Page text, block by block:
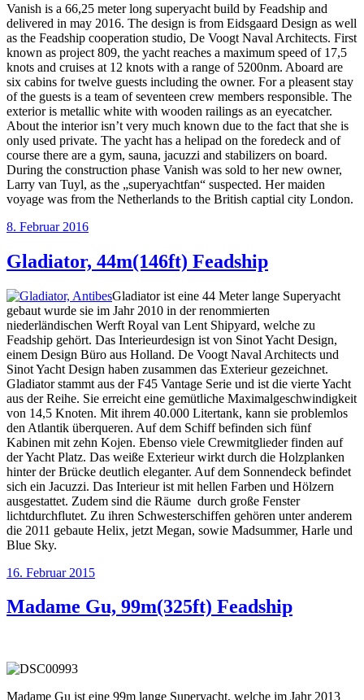
Vanish is a 66,25 meter long superyacht build by Feadship and
delivered in may 2016. The design is from Eidsgaard Design as well
as the Feadship cooperation studio, De Voogt Naval Architects. First
known as project 809, the yacht reaches a maximum speed of 17,5
knots and cruises at 12 knots with a range of 5200nm. Aboard are
six cabins for twelve guests including the owner. For a pleasent stay
of the guests is a team of seventeen crew members responsible. The
exterior is metallic white with wooden railings as an eyecatcher.
About the interior isn’t very much known due to the fact that she is
only used private. The yacht has a helipad on the foredeck and of
course there are a gym, sauna, jacuzzi and stabilizers on board.
During the construction phase Vanish was sold to her new owner,
Larry van Tuyl, as the „superyachtfan“ suspected. Her maiden
voyage was from the Netherlands to the British captial city London.
Veröffentlicht
8. Februar 2016
Gladiator, 44m(146ft) Feadship
Gladiator ist eine 44 Meter lange Superyacht
gebaut wurde sie im Jahr 2010 in der renommierten
niederländischen Werft Royal van Lent Shipyard, welche zu
Feadship gehört. Das Interieurdesign ist von Sinot Yacht Design,
einem Design Büro aus Holland. De Voogt Naval Architects und
Sinot Yacht Design haben zusammen das Exterieur gezeichnet.
Gladiator stammt aus der F45 Vantage Serie und ist die vierte Yacht
aus der Reihe. Sie erreicht eine gemütliche Maximalgeschwindigkeit
von 14,5 Knoten. Mit ihrem 40.000 Litertank, kann sie problemlos
den Atlantik überqueren. Auf dem Schiff befinden sich fünf
Kabinen mit zehn Kojen. Ebenso viele Crewmitglieder finden auf
der Yacht Platz. Das weiße Exterieur wirkt durch die Holzplanken
hinter der Brücke deutlich eleganter. Auf dem Sonnendeck befindet
sich ein Jacuzzi. Das Interieur ist mit hellen Farben und Hölzern
ausgestattet. Zudem sind die Räume durch große Fenster
lichtdurchflutet. Zu ihren Schwesterschiffen gehören unter anderem
die 2011 gebaute Helix, jetzt Megan, sowie Madsummer, Harle und
Blue Sky.
Veröffentlicht
16. Februar 2015
Madame Gu, 99m(325ft) Feadship
Madame Gu ist eine 99m lange Superyacht, welche im Jahr 2013